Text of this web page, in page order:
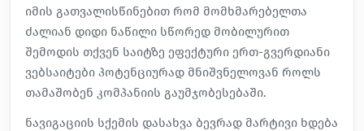
იმის გათვალისწინებით რომ მომხმარებელთა
ძალიან დიდი ნაწილი სწორედ მობილურით
შემოდის თქვენ საიტზე ეფექტური ერთ-გვერდიანი
ვებსაიტები პოტენციურად მნიშვნელოვან როლს
თამაშობენ კომპანიის გაუმჯობესებაში.
ნავიგაციის სქემის დასახვა ბევრად მარტივი ხდება